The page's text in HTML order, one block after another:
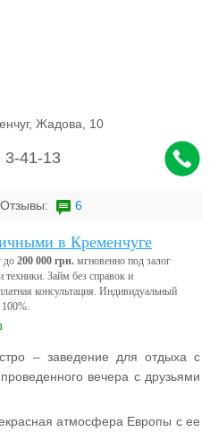
г
а
ц
и
Жадова, 10
3-41-13
Отзывы: 6
в Кременчуге
до 200 000 грн. мгновенно под залог
техники. Займ без справок и
консультация. Индивидуальный
– заведение для отдыха с
вечера с друзьями
атмосфера Европы с ее